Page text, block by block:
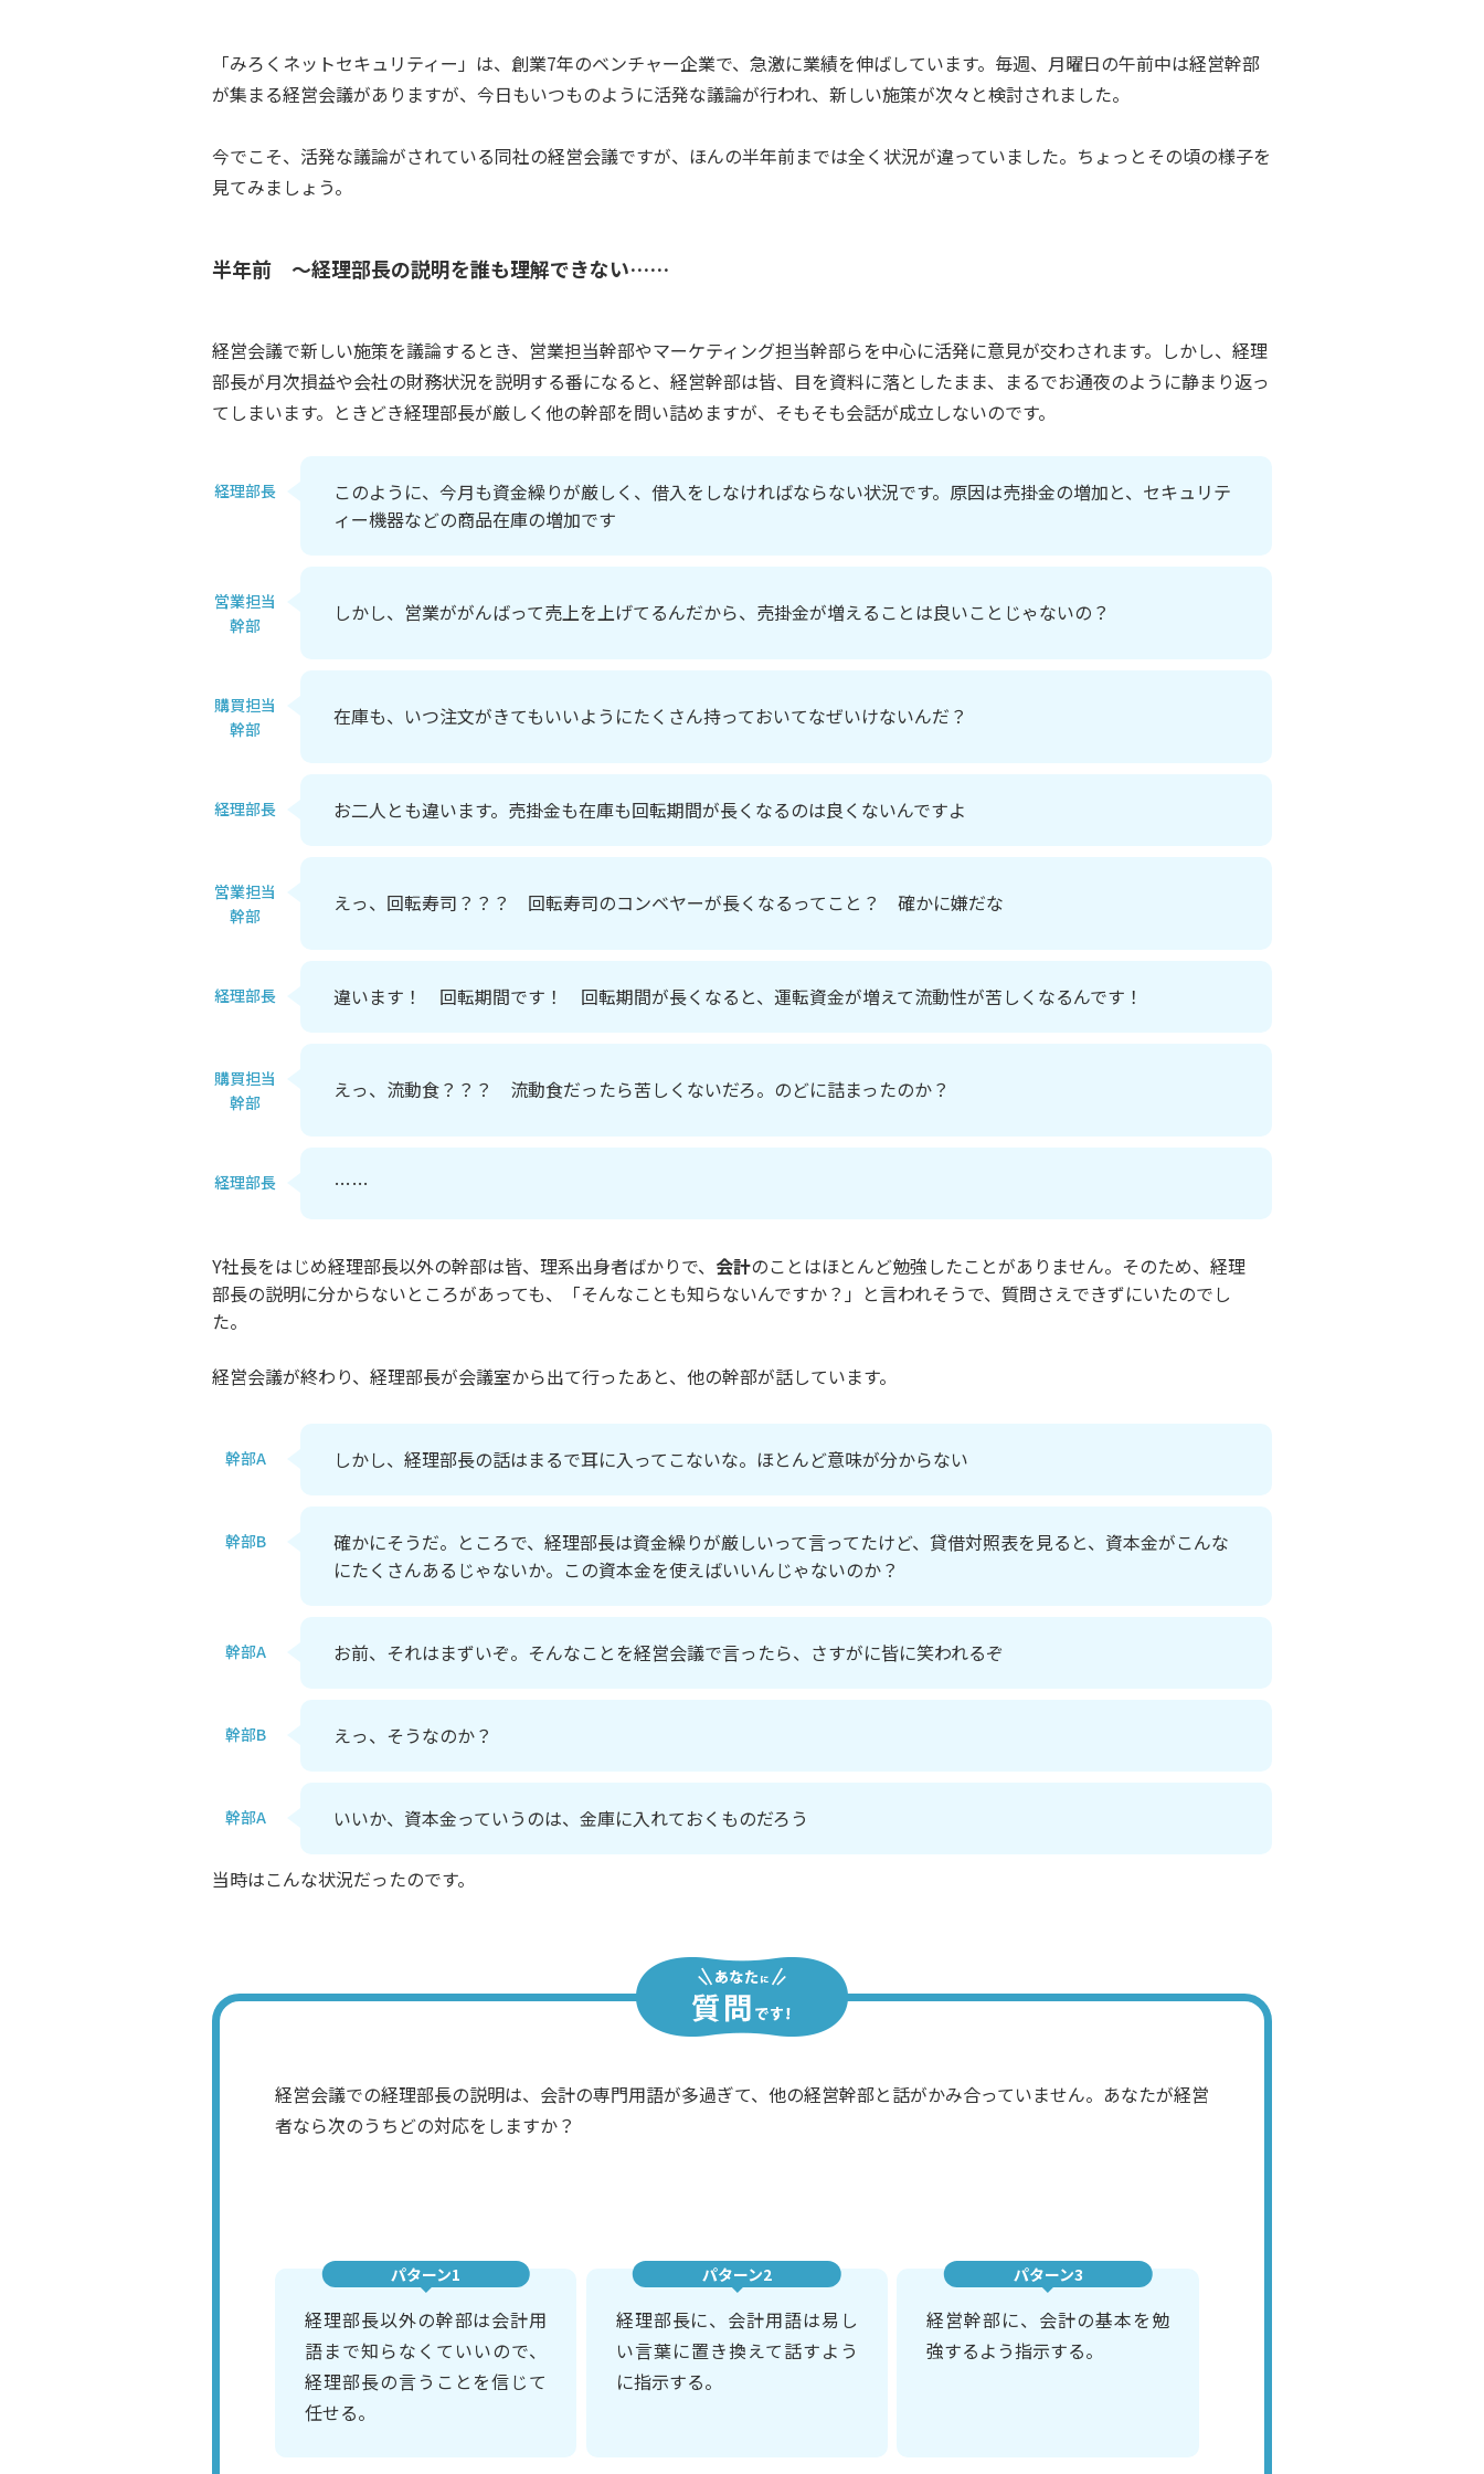
「みろくネットセキュリティー」は、創業7年のベンチャー企業で、急激に業績を伸ばしています。毎週、月曜日の午前中は経営幹部
が集まる経営会議がありますが、今日もいつものように活発な議論が行われ、新しい施策が次々と検討されました。
今でこそ、活発な議論がされている同社の経営会議ですが、ほんの半年前までは全く状況が違っていました。ちょっとその頃の様子を
見てみましょう。
半年前 ～経理部長の説明を誰も理解できない……
経営会議で新しい施策を議論するとき、営業担当幹部やマーケティング担当幹部らを中心に活発に意見が交わされます。しかし、経理
部長が月次損益や会社の財務状況を説明する番になると、経営幹部は皆、目を資料に落としたまま、まるでお通夜のように静まり返っ
てしまいます。ときどき経理部長が厳しく他の幹部を問い詰めますが、そもそも会話が成立しないのです。
経理部長
このように、今月も資金繰りが厳しく、借入をしなければならない状況です。原因は売掛金の増加と、セキュリテ
ィー機器などの商品在庫の増加です
営業担当
幹部
しかし、営業ががんばって売上を上げてるんだから、売掛金が増えることは良いことじゃないの？
購買担当
幹部
在庫も、いつ注文がきてもいいようにたくさん持っておいてなぜいけないんだ？
経理部長 お二人とも違います。売掛金も在庫も回転期間が長くなるのは良くないんですよ
営業担当
幹部
えっ、回転寿司？？？ 回転寿司のコンベヤーが長くなるってこと？ 確かに嫌だな
経理部長 違います！ 回転期間です！ 回転期間が長くなると、運転資金が増えて流動性が苦しくなるんです！
購買担当
幹部
えっ、流動食？？？ 流動食だったら苦しくないだろ。のどに詰まったのか？
経理部長 ……
Y社長をはじめ経理部長以外の幹部は皆、理系出身者ばかりで、 会計のことはほとんど勉強したことがありません。そのため、経理
部長の説明に分からないところがあっても、「そんなことも知らないんですか？」と言われそうで、質問さえできずにいたのでし
た。
経営会議が終わり、経理部長が会議室から出て行ったあと、他の幹部が話しています。
幹部A しかし、経理部長の話はまるで耳に入ってこないな。ほとんど意味が分からない
幹部B
確かにそうだ。ところで、経理部長は資金繰りが厳しいって言ってたけど、貸借対照表を見ると、資本金がこんな
にたくさんあるじゃないか。この資本金を使えばいいんじゃないのか？
幹部A お前、それはまずいぞ。そんなことを経営会議で言ったら、さすがに皆に笑われるぞ
幹部B えっ、そうなのか？
幹部A いいか、資本金っていうのは、金庫に入れておくものだろう
当時はこんな状況だったのです。
経営会議での経理部長の説明は、会計の専門用語が多過ぎて、他の経営幹部と話がかみ合っていません。あなたが経営
者なら次のうちどの対応をしますか？
パターン1
経理部長以外の幹部は会計用
語まで知らなくていいので、
経理部長の言うことを信じて
任せる。
パターン2
経理部長に、会計用語は易し
い言葉に置き換えて話すよう
に指示する。
パターン3
経営幹部に、会計の基本を勉
強するよう指示する。